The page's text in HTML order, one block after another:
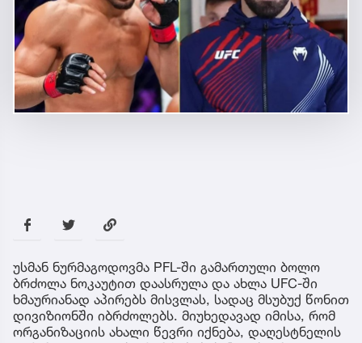
უსმან ნურმაგოდოვმა PFL-ში გამართული ბოლო
ბრძოლა ნოკაუტით დაასრულა და ახლა UFC-ში
ხმაურიანად აპირებს მისვლას, სადაც მსუბუქ წონით
დივიზიონში იბრძოლებს. მიუხედავად იმისა, რომ
ორგანიზაციის ახალი წევრი იქნება, დაღესტნელის